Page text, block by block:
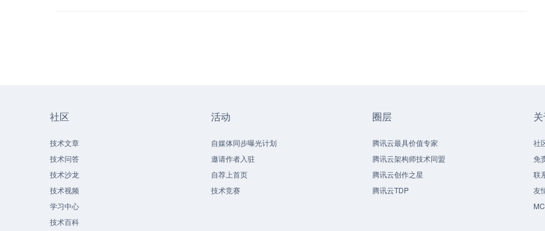
社区
技术文章
技术问答
技术沙龙
技术视频
学习中心
技术百科
活动
自媒体同步曝光计划
邀请作者入驻
自荐上首页
技术竞赛
圈层
腾讯云最具价值专家
腾讯云架构师技术同盟
腾讯云创作之星
腾讯云TDP
社
免
联
友